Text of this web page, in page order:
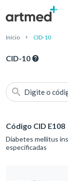
Início CID-10
CID-10
Digite o
Código CID E108
Diabetes mellitus
especificadas